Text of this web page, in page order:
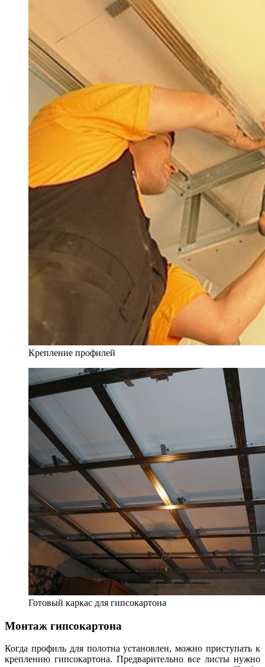
Крепление профилей
Готовый каркас для гипсокартона
Монтаж гипсокартона
Когда профиль для полотна установлен, можно приступать к
креплению гипсокартона. Предварительно все листы нужно